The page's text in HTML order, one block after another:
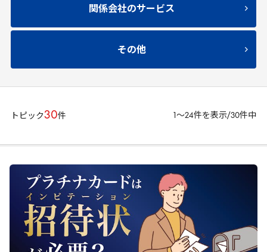
関係会社のサービス
その他
トピック30件 1〜24件を表示/30件中